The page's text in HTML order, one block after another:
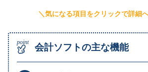
＼気になる項目をクリックで詳細
会計ソフトの主な機能